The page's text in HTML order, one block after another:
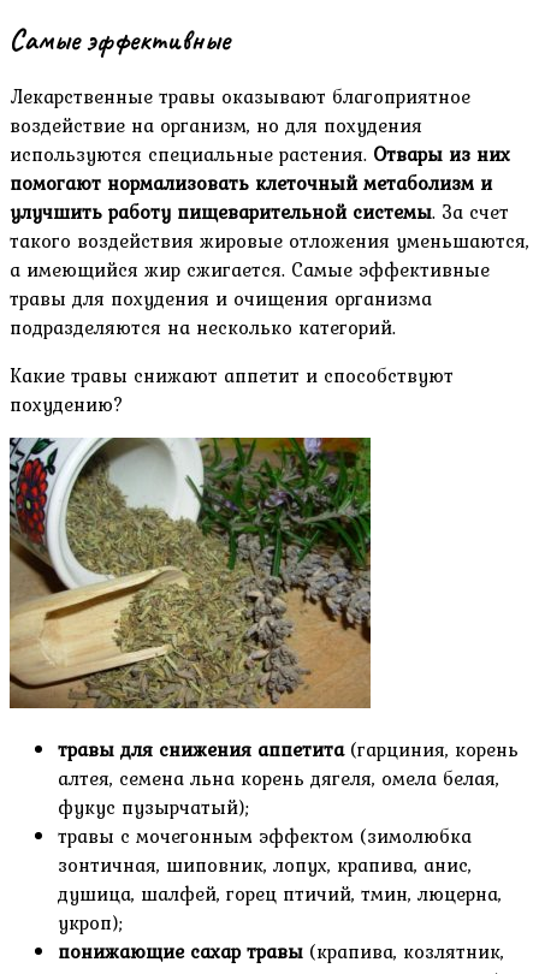
Самые эффективные
Лекарственные травы оказывают благоприятное
воздействие на организм, но для похудения
используются специальные растения. Отвары из них
помогают нормализовать клеточный метаболизм и
улучшить работу пищеварительной системы. За счет
такого воздействия жировые отложения уменьшаются,
а имеющийся жир сжигается. Самые эффективные
травы для похудения и очищения организма
подразделяются на несколько категорий.
Какие травы снижают аппетит и способствуют
похудению?
травы для снижения аппетита(гарциния, корень
алтея, семена льна корень дягеля, омела белая,
фукус пузырчатый);
травы с мочегонным эффектом (зимолюбка
зонтичная, шиповник, лопух, крапива, анис,
душица, шалфей, горец птичий, тмин, люцерна,
укроп);
понижающие сахар травы (крапива, козлятник,